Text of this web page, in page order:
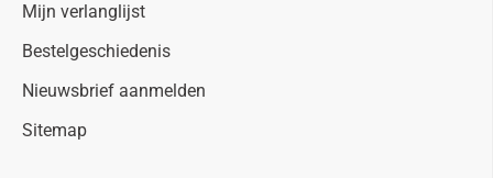
Mijn verlanglijst
Bestelgeschiedenis
Nieuwsbrief aanmelden
Sitemap